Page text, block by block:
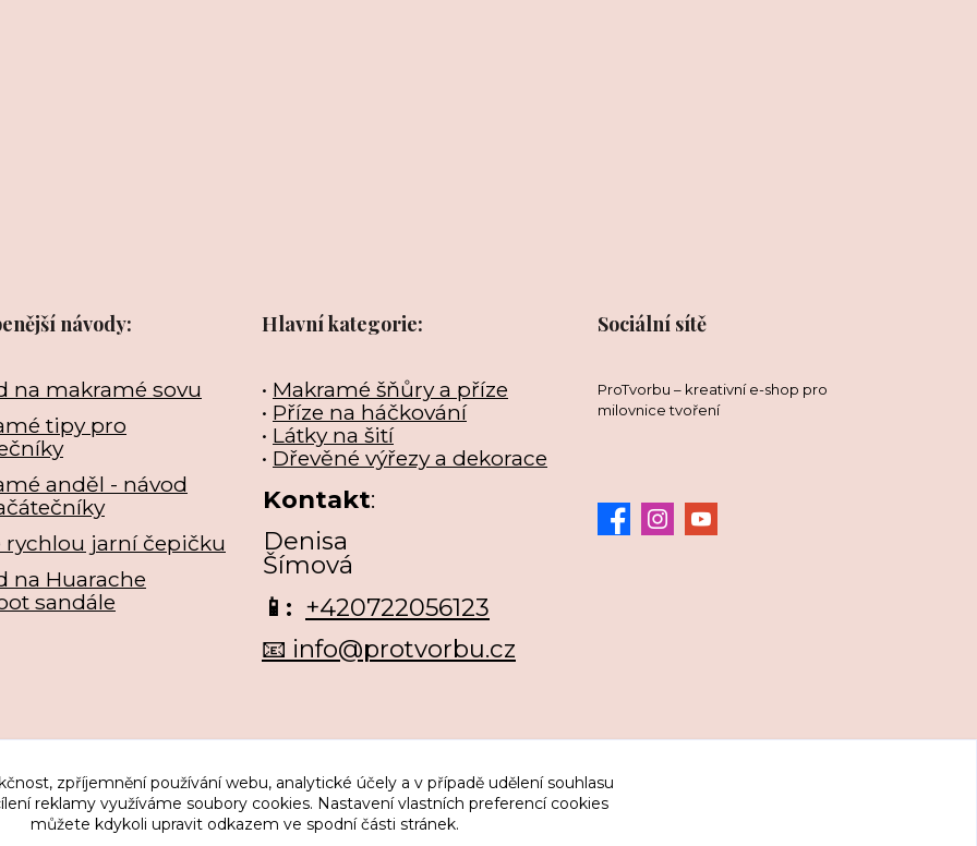
návody:
na makramé sovu
tipy pro
anděl - návod
rychlou jarní čepičku
na Huarache
sandále
Hlavní kategorie:
• Makramé šňůry a příze
• Příze na háčkování
• Látky na šití
• Dřevěné výřezy a dekorace
Kontakt:
Denisa
Šímová
📱: +420722056123
📧 info@protvorbu.cz
Sociální sítě
ProTvorbu – kreativní e-shop pro
milovnice tvoření
zpříjemnění používání webu, analytické účely a v případě udělení souhlasu
reklamy využíváme soubory cookies. Nastavení vlastních preferencí cookies
můžete kdykoli upravit odkazem ve spodní části stránek.